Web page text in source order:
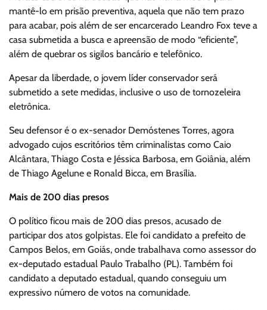
mantê-lo em prisão preventiva, aquela que não tem prazo
para acabar, pois além de ser encarcerado Leandro Fox teve a
casa submetida a busca e apreensão de modo “eficiente”,
além de quebrar os sigilos bancário e telefônico.
Apesar da liberdade, o jovem líder conservador será
submetido a sete medidas, inclusive o uso de tornozeleira
eletrônica.
Seu defensor é o ex-senador Demóstenes Torres, agora
advogado cujos escritórios têm criminalistas como Caio
Alcântara, Thiago Costa e Jéssica Barbosa, em Goiânia, além
de Thiago Agelune e Ronald Bicca, em Brasília.
Mais de 200 dias presos
O político ficou mais de 200 dias presos, acusado de
participar dos atos golpistas. Ele foi candidato a prefeito de
Campos Belos, em Goiás, onde trabalhava como assessor do
ex-deputado estadual Paulo Trabalho (PL). Também foi
candidato a deputado estadual, quando conseguiu um
expressivo número de votos na comunidade.